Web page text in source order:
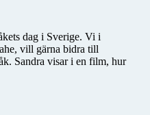
dag i Sverige. Vi i
vill gärna bidra till
Sandra visar i en film, hur